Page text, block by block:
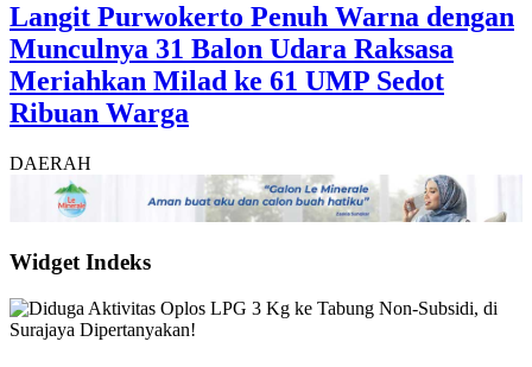
Langit Purwokerto Penuh Warna dengan
Munculnya 31 Balon Udara Raksasa
Meriahkan Milad ke 61 UMP Sedot
Ribuan Warga
DAERAH
Widget Indeks